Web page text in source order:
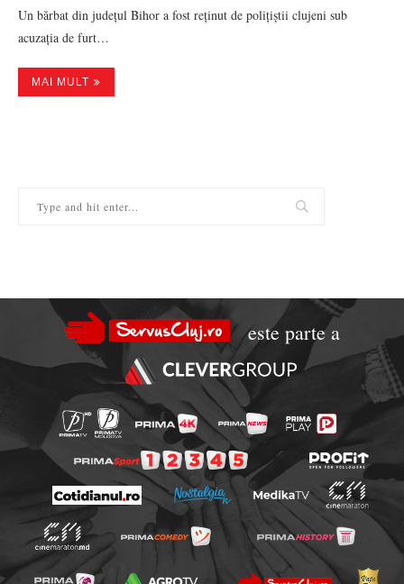
Un bărbat din județul Bihor a fost reținut de polițiștii clujeni sub
acuzația de furt…
MAI MULT
este parte a